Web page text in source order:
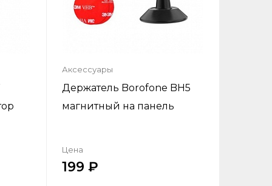
Аксессуары
Держатель Borofone BH5
магнитный на панель
Цена
199